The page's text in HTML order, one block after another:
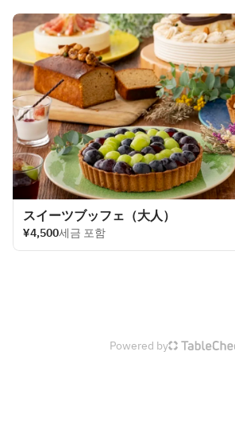
スイーツブッフェ（大人）
¥4,500세금 포함
Powered by